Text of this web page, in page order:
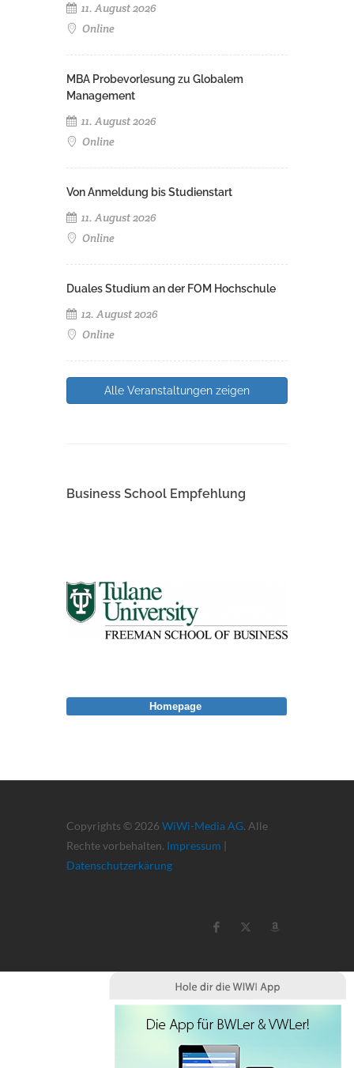
11. August 2026
Online
MBA Probevorlesung zu Globalem
Management
11. August 2026
Online
Von Anmeldung bis Studienstart
11. August 2026
Online
Duales Studium an der FOM Hochschule
12. August 2026
Online
Alle Veranstaltungen zeigen
Business School Empfehlung
Copyrights © 2026 WiWi-Media AG. Alle
Rechte vorbehalten. Impressum |
Datenschutzerkärung
Homepage